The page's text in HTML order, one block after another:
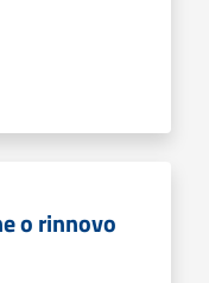
o rinnovo